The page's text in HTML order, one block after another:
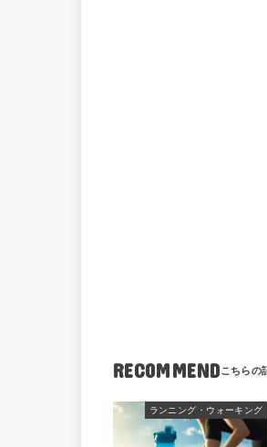
RECOMMEND
ランニング・ウォーキング